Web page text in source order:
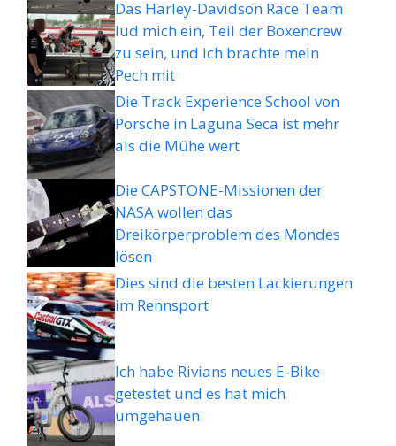
Das Harley-Davidson Race Team
lud mich ein, Teil der Boxencrew
zu sein, und ich brachte mein
Pech mit
Die Track Experience School von
Porsche in Laguna Seca ist mehr
als die Mühe wert
Die CAPSTONE-Missionen der
NASA wollen das
Dreikörperproblem des Mondes
lösen
Dies sind die besten Lackierungen
im Rennsport
Ich habe Rivians neues E-Bike
getestet und es hat mich
umgehauen